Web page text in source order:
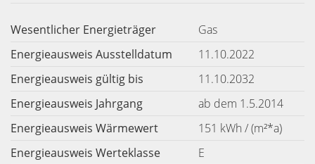
Wesentlicher Energieträger
Gas
Energieausweis Ausstelldatum
11.10.2022
Energieausweis gültig bis
11.10.2032
Energieausweis Jahrgang
ab dem 1.5.2014
Energieausweis Wärmewert
151 kWh / (m²*a)
Energieausweis Werteklasse
E